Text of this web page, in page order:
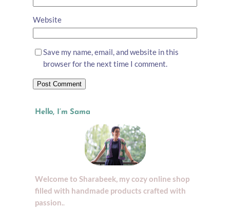
Website
Save my name, email, and website in this
browser for the next time I comment.
Hello, I’m Sama
Welcome to Sharabeek, my cozy online shop
filled with handmade products crafted with
passion..